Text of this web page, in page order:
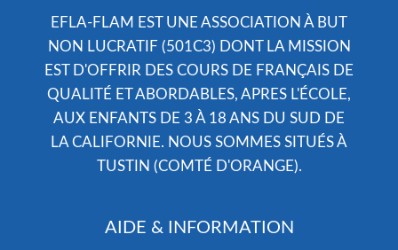
EFLA-FLAM EST UNE ASSOCIATION À BUT
NON LUCRATIF (501C3) DONT LA MISSION
EST D'OFFRIR DES COURS DE FRANÇAIS DE
QUALITÉ ET ABORDABLES, APRES L'ÉCOLE,
AUX ENFANTS DE 3 À 18 ANS DU SUD DE
LA CALIFORNIE. NOUS SOMMES SITUÉS À
TUSTIN (COMTÉ D'ORANGE).
AIDE & INFORMATION